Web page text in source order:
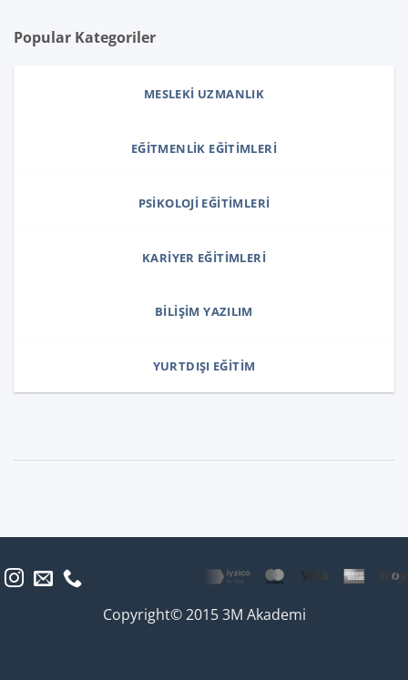
Popular Kategoriler
MESLEKI UZMANLIK
EĞITMENLIK EĞITIMLERI
PSIKOLOJI EĞITIMLERI
KARIYER EĞITIMLERI
BILIŞIM YAZILIM
YURTDIŞI EĞITIM
Copyright© 2015 3M Akademi